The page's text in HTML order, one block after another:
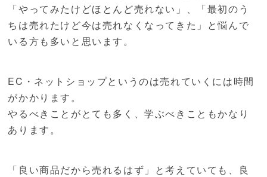
「やってみたけどほとんど売れない」、「最初のう
ちは売れたけど今は売れなくなってきた」と悩んで
いる方も多いと思います。
EC・ネットショップというのは売れていくには時間
がかかります。
やるべきことがとても多く、学ぶべきこともかなり
あります。
「良い商品だから売れるはず」と考えていても、良